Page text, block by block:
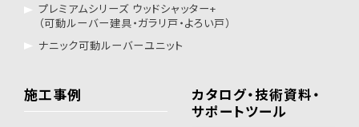
プレミアムシリーズ ウッドシャッター+
（可動ルーバー建具・ガラリ戸・よろい戸）
ナニック可動ルーバーユニット
施工事例
カタログ・技術資料・
サポートツール